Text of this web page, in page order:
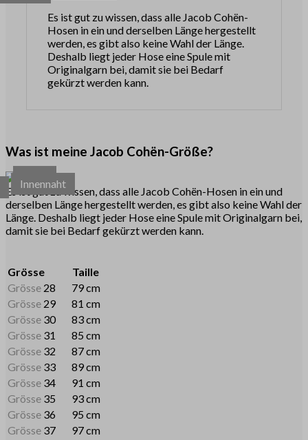
Es ist gut zu wissen, dass alle Jacob Cohën-
Hosen in ein und derselben Länge hergestellt
werden, es gibt also keine Wahl der Länge.
Deshalb liegt jeder Hose eine Spule mit
Originalgarn bei, damit sie bei Bedarf
gekürzt werden kann.
Was ist meine Jacob Cohën-Größe?
Innennaht
Es ist gut zu wissen, dass alle Jacob Cohën-Hosen in ein und
derselben Länge hergestellt werden, es gibt also keine Wahl der
Länge. Deshalb liegt jeder Hose eine Spule mit Originalgarn bei,
damit sie bei Bedarf gekürzt werden kann.
Grösse
Taille
Grösse 28
79 cm
Grösse 29
81 cm
Grösse 30
83 cm
Grösse 31
85 cm
Grösse 32
87 cm
Grösse 33
89 cm
Grösse 34
91 cm
Grösse 35
93 cm
Grösse 36
95 cm
Grösse 37
97 cm